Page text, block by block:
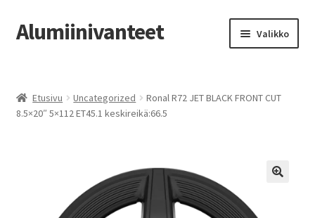
Siirry
navigointiin
Siirry
sisältöön
Alumiinivanteet Valikko
Kauppa
Etusivu Uncategorized
Ronal R72 JET BLACK FRONT CUT
8.5×20″ 5×112 ET45.1 keskireikä:66.5